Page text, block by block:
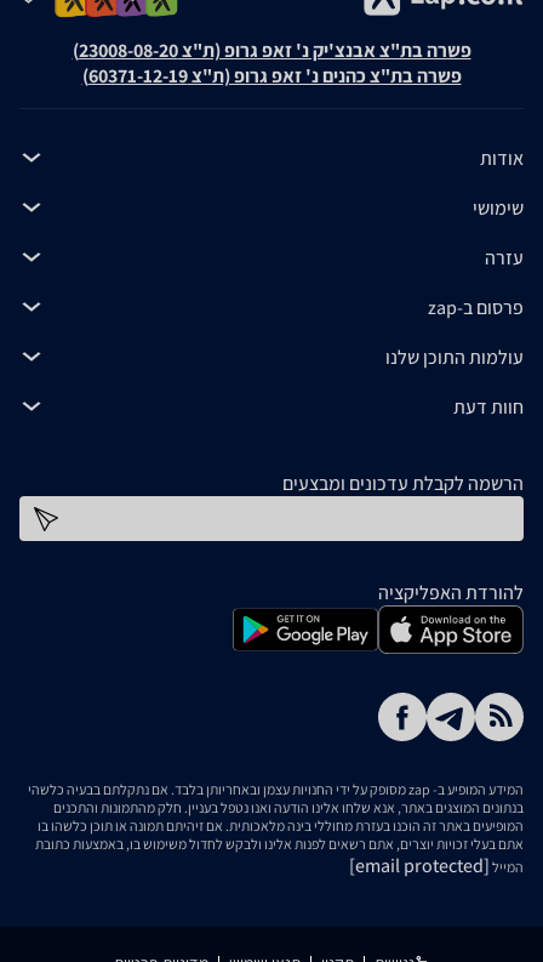
פשרה בת"צ אבנצ'יק נ' זאפ גרופ (ת"צ 23008-08-20)
פשרה בת"צ כהנים נ' זאפ גרופ (ת"צ 60371-12-19)
אודות
שימושי
עזרה
פרסום ב-zap
עולמות התוכן שלנו
חוות דעת
הרשמה לקבלת עדכונים ומבצעים
להורדת האפליקציה
המידע המופיע ב- zap מסופק על ידי החנויות עצמן ובאחריותן בלבד. אם נתקלתם בבעיה כלשהי
בנתונים המוצגים באתר, אנא שלחו אלינו הודעה ואנו נטפל בעניין. חלק מהתמונות והתכנים
המופיעים באתר זה הוכנו בעזרת מחוללי בינה מלאכותית. אם זיהיתם תמונה או תוכן כלשהו בו
אתם בעלי זכויות יוצרים, אתם רשאים לפנות אלינו ולבקש לחדול משימוש בו, באמצעות כתובת
המייל [email protected]